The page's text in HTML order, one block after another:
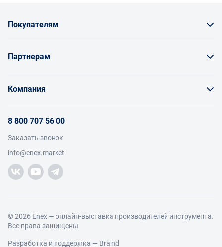
Покупателям
Возврат
Работа с обращениями
Партнерам
Условия продаж
Добавить производителя
Добавить торговую компанию
Компания
Производители
Торговые компании
Новости участников
8 800 707 56 00
Заказать звонок
info@enex.market
© 2026 Enex — онлайн-выставка производителей инструмента.
Все права защищены
Разработка и поддержка — Braind